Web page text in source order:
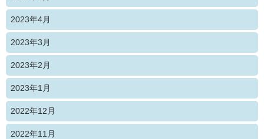
2023年4月
2023年3月
2023年2月
2023年1月
2022年12月
2022年11月